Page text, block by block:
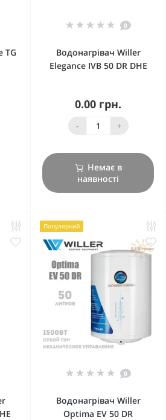
TG
0
Водонагрівач Willer
Elegance IVB 50 DR DHE
0.00 грн.
- +
Немає в
наявності
Популярний
0
Водонагрівач Willer
Optima EV 50 DR